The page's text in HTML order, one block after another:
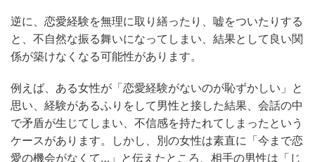
逆に、恋愛経験を無理に取り繕ったり、嘘をついたりする
と、不自然な振る舞いになってしまい、結果として良い関
係が築けなくなる可能性があります。
例えば、ある女性が「恋愛経験がないのが恥ずかしい」と
思い、経験があるふりをして男性と接した結果、会話の中
で矛盾が生じてしまい、不信感を持たれてしまったという
ケースがあります。しかし、別の女性は素直に「今まで恋
愛の機会がなくて…」と伝えたところ、相手の男性は「じ